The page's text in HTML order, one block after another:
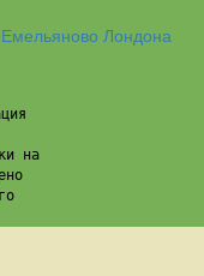
Емельяново Лондона
на